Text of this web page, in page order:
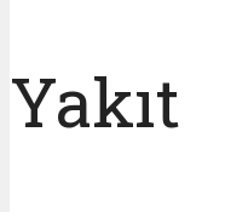
Yakıt